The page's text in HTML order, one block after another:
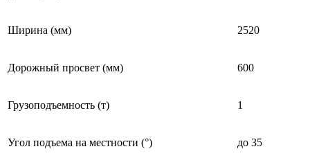
Ширина (мм) 2520
Дорожный просвет (мм) 600
Грузоподъемность (т) 1
Угол подъема на местности (°) до 35